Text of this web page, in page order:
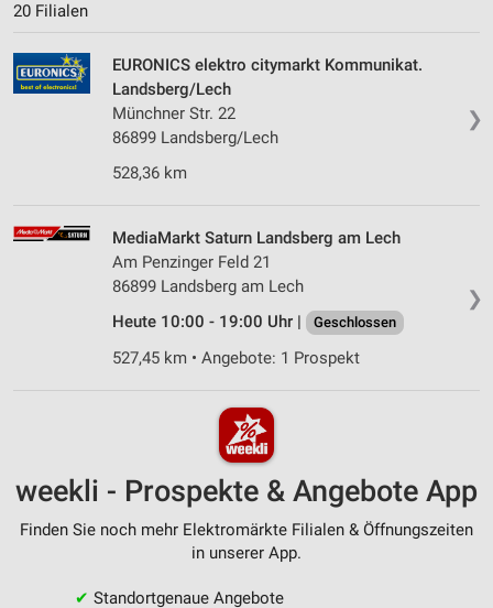
20 Filialen
❯
EURONICS elektro citymarkt Kommunikat.
Landsberg/Lech
Münchner Str. 22
86899 Landsberg/Lech
528,36 km
❯
MediaMarkt Saturn Landsberg am Lech
Am Penzinger Feld 21
86899 Landsberg am Lech
Heute 10:00 - 19:00 Uhr |
Geschlossen
527,45 km • Angebote: 1 Prospekt
weekli - Prospekte & Angebote App
Finden Sie noch mehr Elektromärkte Filialen & Öffnungszeiten
in unserer App.
✔ Standortgenaue Angebote